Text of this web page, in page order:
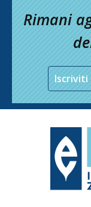
Rimani